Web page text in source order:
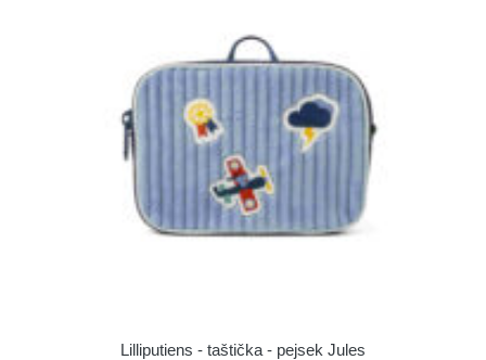
Lilliputiens - taštička - pejsek Jules